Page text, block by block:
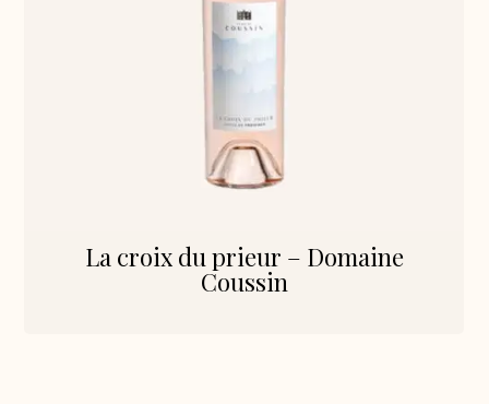
La croix du prieur – Domaine
Coussin